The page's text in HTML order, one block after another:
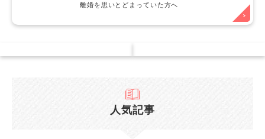
離婚を思いとどまっていた方へ
人気記事